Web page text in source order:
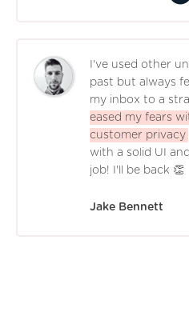
I've used other
past but always
my inbox to a
eased my fears
customer privacy
with a solid UI
job! I'll be back 👏
Jake Bennett